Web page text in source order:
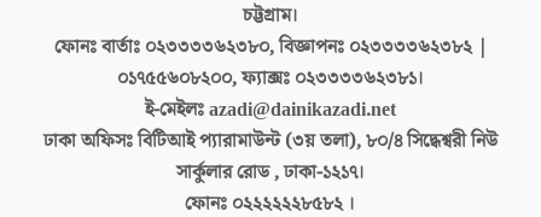
চট্টগ্রাম।
ফোনঃ বার্তাঃ ০২৩৩৩৩৬২৩৮০, বিজ্ঞাপনঃ ০২৩৩৩৩৬২৩৮২ |
০১৭৫৫৬০৮২০০, ফ্যাক্সঃ ০২৩৩৩৩৬২৩৮১।
ই-মেইলঃazadi@dainikazadi.net
ঢাকা অফিসঃবিটিআই প্যারামাউন্ট (৩য় তলা), ৮০/৪ সিদ্ধেশ্বরী নিউ
সার্কুলার রোড , ঢাকা-১২১৭।
ফোনঃ ০২২২২২২৮৫৮২ ।